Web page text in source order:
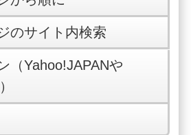
のサイト内検索
（Yahoo!JAPANや